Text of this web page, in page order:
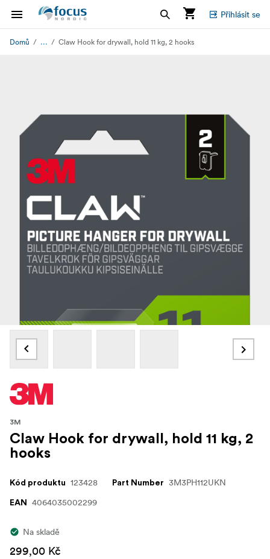
Přihlásit se
Domů ... Claw Hook for drywall, hold 11 kg, 2 hooks
3M
Claw Hook for drywall, hold 11 kg, 2
hooks
Kód produktu 123428 Part Number 3M3PH112UKN
EAN 4064035002299
Na skladě
299,00 Kč